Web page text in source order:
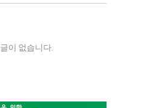
글이 없습니다.